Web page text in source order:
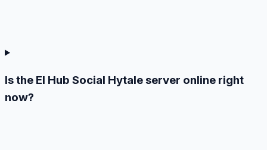
Is the El Hub Social Hytale server online right
now?